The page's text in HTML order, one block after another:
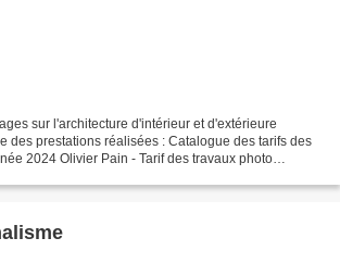
sur l'architecture d'intérieur et d'extérieure
des prestations réalisées : Catalogue des tarifs des
Pain - Tarif des travaux photo